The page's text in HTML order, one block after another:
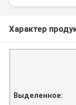
Характер
Выделенное: